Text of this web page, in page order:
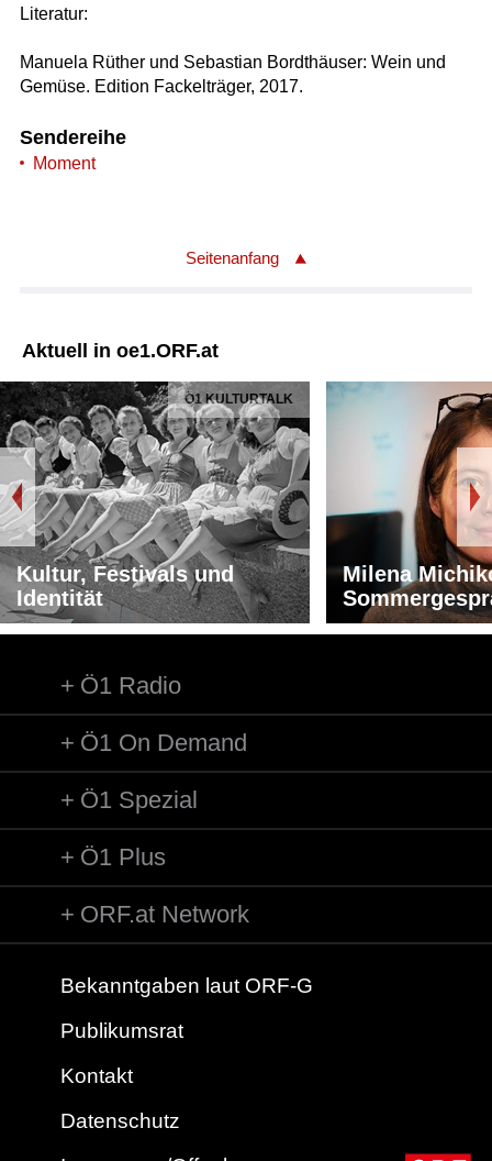
Literatur:
Manuela Rüther und Sebastian Bordthäuser: Wein und
Gemüse. Edition Fackelträger, 2017.
Sendereihe
Moment
Seitenanfang
Aktuell in oe1.ORF.at
Ö1 KULTURTALK
Kultur, Festivals und
Identität
Milena
Ö1 Radio
Ö1 On Demand
Ö1 Spezial
Ö1 Plus
ORF.at Network
Bekanntgaben laut ORF-G
Publikumsrat
Kontakt
Datenschutz